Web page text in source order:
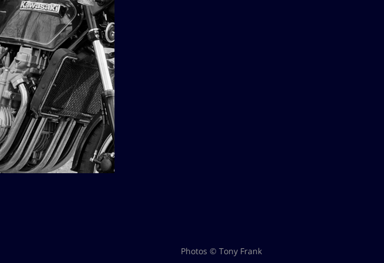
Photos © Tony Frank